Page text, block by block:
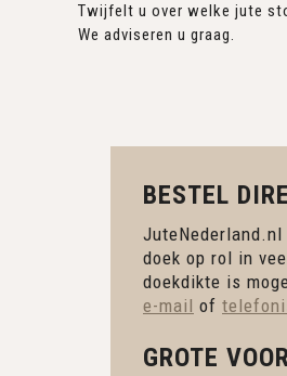
Twijfelt u over welke jute
We adviseren u graag.
BESTEL
doek op rol in
doekdikte is
e-mail of
GROTE